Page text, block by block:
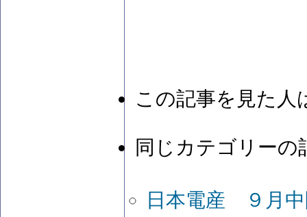
この記事を見た人
同じカテゴリーの
日本電産 ９月